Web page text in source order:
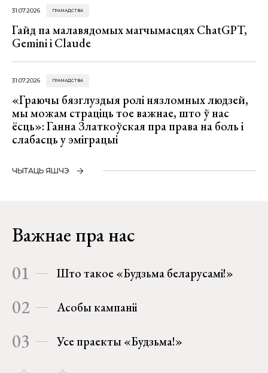
31.07.2026 ГРАМАДСТВА
Гайд па малавядомых магчымасцях ChatGPT,
Gemini і Claude
31.07.2026 ГРАМАДСТВА
«Граючы бязглуздыя ролі нязломных людзей,
мы можам страціць тое важнае, што ў нас
ёсць»: Ганна Златкоўская пра права на боль і
слабасць у эміграцыі
ЧЫТАЦЬ ЯШЧЭ
Важнае пра нас
01 Што такое «Будзьма беларусамі!»
02 Асобы кампаніі
03 Усе праекты «Будзьма!»